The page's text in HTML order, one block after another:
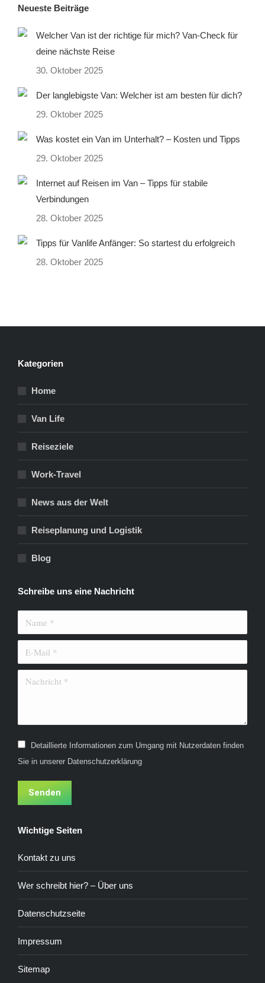
Neueste Beiträge
Welcher Van ist der richtige für mich? Van-Check für
deine nächste Reise
30. Oktober 2025
Der langlebigste Van: Welcher ist am besten für dich?
29. Oktober 2025
Was kostet ein Van im Unterhalt? – Kosten und Tipps
29. Oktober 2025
Internet auf Reisen im Van – Tipps für stabile
Verbindungen
28. Oktober 2025
Tipps für Vanlife Anfänger: So startest du erfolgreich
28. Oktober 2025
Kategorien
Home
Van Life
Reiseziele
Work-Travel
News aus der Welt
Reiseplanung und Logistik
Blog
Schreibe uns eine Nachricht
Name *
E-Mail *
Nachricht *
Detaillierte Informationen zum Umgang mit Nutzerdaten finden
Sie in unserer Datenschutzerklärung
Senden
Wichtige Seiten
Kontakt zu uns
Wer schreibt hier? – Über uns
Datenschutzseite
Impressum
Sitemap